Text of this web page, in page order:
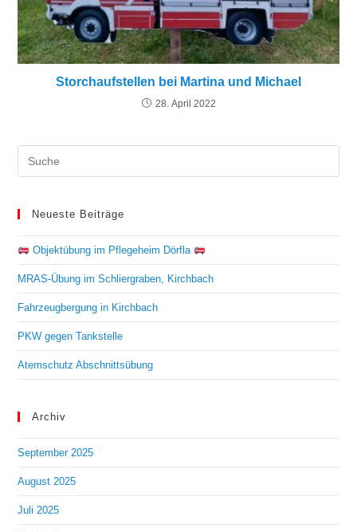
Storchaufstellen bei Martina und Michael
28. April 2022
Neueste Beiträge
Objektübung im Pflegeheim Dörfla
MRAS-Übung im Schliergraben, Kirchbach
Fahrzeugbergung in Kirchbach
PKW gegen Tankstelle
Atemschutz Abschnittsübung
Archiv
September 2025
August 2025
Juli 2025